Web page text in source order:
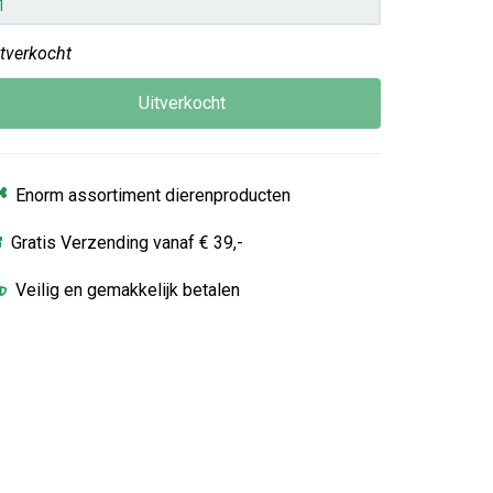
Uitverkocht
Enorm assortiment dierenproducten
Gratis Verzending vanaf € 39,-
Veilig en gemakkelijk betalen